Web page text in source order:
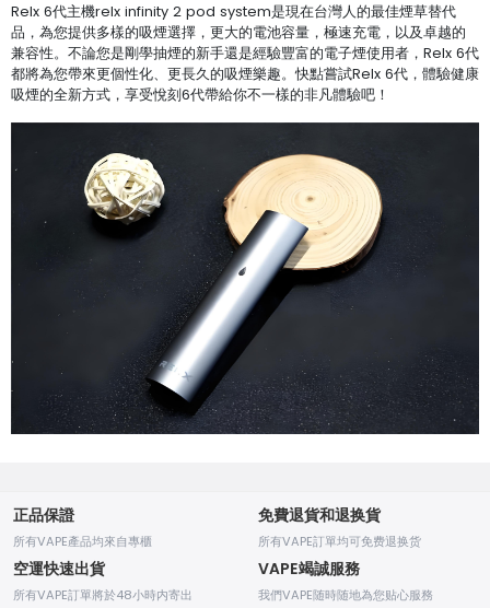
Relx 6代主機relx infinity 2 pod system是現在台灣人的最佳煙草替代
品，為您提供多樣的吸煙選擇，更大的電池容量，極速充電，以及卓越的
兼容性。不論您是剛學抽煙的新手還是經驗豐富的電子煙使用者，Relx 6代
都將為您帶來更個性化、更長久的吸煙樂趣。快點嘗試Relx 6代，體驗健康
吸煙的全新方式，享受悅刻6代帶給你不一樣的非凡體驗吧！
正品保證
所有VAPE產品均來自專櫃
免費退貨和退换貨
所有VAPE訂單均可免费退换货
空運快速出貨
所有VAPE訂單將於48小時内寄出
VAPE竭誠服務
我們VAPE随時随地為您贴心服務